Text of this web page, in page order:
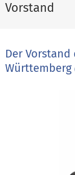
Vorstand
Der
Württemberg